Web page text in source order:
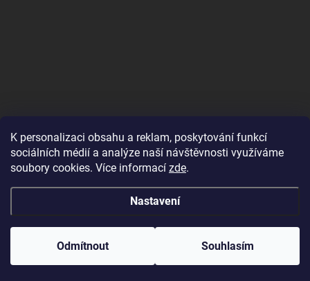
K personalizaci obsahu a reklam, poskytování funkcí
sociálních médií a analýze naší návštěvnosti využíváme
soubory cookies. Více informací zde.
Nastavení
Odmítnout Souhlasím
KONTAKT
info @gobamboo.cz
gobamboo1